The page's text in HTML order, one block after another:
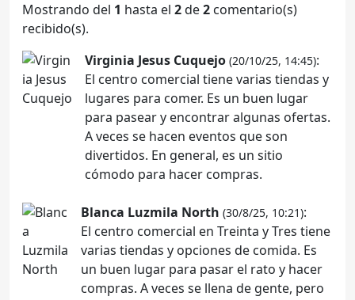
Mostrando del 1 hasta el 2de2 comentario(s)
recibido(s).
Virginia Jesus Cuquejo (20/10/25, 14:45):
El centro comercial tiene varias tiendas y
lugares para comer. Es un buen lugar
para pasear y encontrar algunas ofertas.
A veces se hacen eventos que son
divertidos. En general, es un sitio
cómodo para hacer compras.
Blanca Luzmila North (30/8/25, 10:21):
El centro comercial en Treinta y Tres tiene
varias tiendas y opciones de comida. Es
un buen lugar para pasar el rato y hacer
compras. A veces se llena de gente, pero